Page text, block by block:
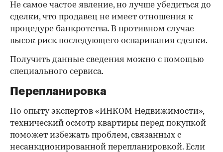
Не самое частое явление, но лучше убедиться до
сделки, что продавец не имеет отношения к
процедуре банкротства. В противном случае
высок риск последующего оспаривания сделки.
Получить данные сведения можно с помощью
специального сервиса.
Перепланировка
По опыту экспертов «ИНКОМ-Недвижимости»,
технический осмотр квартиры перед покупкой
поможет избежать проблем, связанных с
несанкционированной перепланировкой. Если